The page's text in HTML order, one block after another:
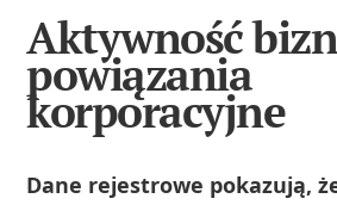
Aktywność
powiązania
korporacyjne
Dane rejestrowe pokazują,